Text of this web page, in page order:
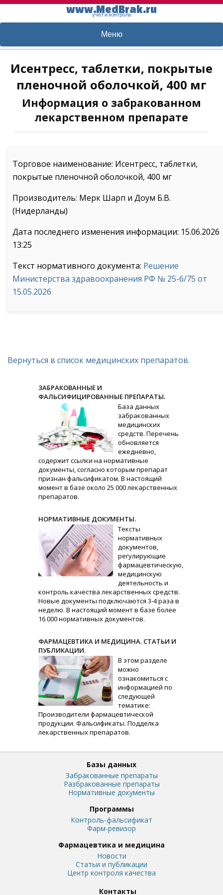
www.MedBrak.ru
учет и контроль
Меню
Исентресс, таблетки, покрытые
пленочной оболочкой, 400 мг
Информация о забракованном
лекарственном препарате
Торговое наименование: Исентресс, таблетки,
покрытые пленочной оболочкой, 400 мг
Производитель: Мерк Шарп и Доум Б.В.
(Нидерланды)
Дата последнего изменения информации: 15.06.2026
13:25
Текст нормативного документа: Решение
Министерства здравоохранения РФ № 25-6/75 от
15.05.2026
Вернуться в список медицинских препаратов.
ЗАБРАКОВАННЫЕ И
ФАЛЬСИФИЦИРОВАННЫЕ ПРЕПАРАТЫ.
База данных
забракованных
медицинских
средств. Перечень
обновляется
ежедневно,
содержит ссылки на нормативные
документы, согласно которым препарат
признан фальсификатом. В настоящий
момент в базе около 25 000 лекарственных
препаратов.
НОРМАТИВНЫЕ ДОКУМЕНТЫ.
Тексты
нормативных
документов,
регулирующие
фармацевтическую,
медицинскую
деятельность и
контроль качества лекарственных средств.
Новые документы подключаются 3-4 раза в
неделю. В настоящий момент в базе более
16 000 нормативных документов.
ФАРМАЦЕВТИКА И МЕДИЦИНА. СТАТЬИ И
ПУБЛИКАЦИИ.
В этом разделе
можно
ознакомиться с
информацией по
следующей
тематике:
Производители фармацевтической
продукции. Фальсификаты. Подделка
лекарственных препаратов.
Базы данных
Забракованные препараты
Разбракованные препараты
Нормативные документы
Программы
Контроль-фальсификат
Фарм-ревизор
Фармацевтика и медицина
Новости
Статьи и публикации
Центр контроля качества
Контакты